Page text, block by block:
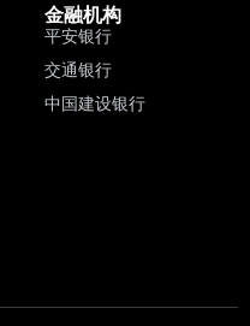
金融机构
平安银行
交通银行
中国建设银行